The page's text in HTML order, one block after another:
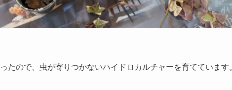
たので、虫が寄りつかないハイドロカルチャーを育てています。